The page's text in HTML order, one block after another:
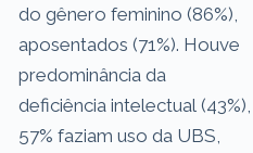
do gênero feminino (86%),
aposentados (71%). Houve
predominância da
deficiência intelectual (43%),
57% faziam uso da UBS,